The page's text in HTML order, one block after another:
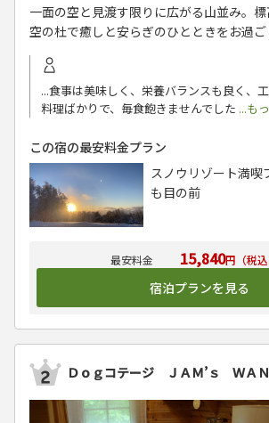
一面の空と見渡す限りに広がる山並み。
空の杜で癒しと安らぎのひとときをお過ご
...食事は美味しく、栄養バランスも良く、
料理ばかりで、毎食飽きませんでした ...も
15,840円（税
宿泊プランを見る
この宿の最安料金プラン
スノウリゾート満喫
も目の前
Ｄｏｇコテージ ＪＡＭ’ｓ ＷＡＮ